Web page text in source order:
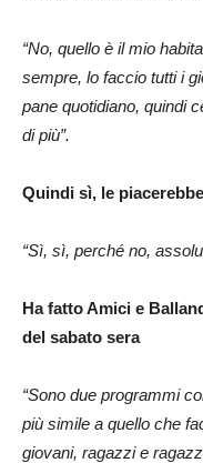
“No, quello è il mio
sempre, lo faccio tutti i
pane quotidiano, quindi
di più”.
Quindi sì, le
“Sì, sì, perché no,
Ha fatto Amici e
del sabato sera
“Sono due programmi
più simile a quello che
giovani, ragazzi e